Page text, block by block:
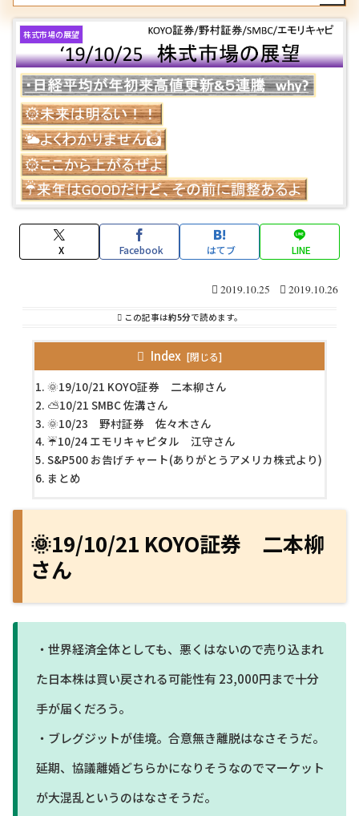
株式市場の展望
X Facebook はてブ LINE
2019.10.25 2019.10.26
この記事は約5分で読めます。
Index
🌞19/10/21 KOYO証券 二本柳さん
⛅10/21 SMBC 佐溝さん
🌞10/23 野村証券 佐々木さん
☔10/24 エモリキャピタル 江守さん
S&P500 お告げチャート(ありがとうアメリカ株式より)
まとめ
🌞19/10/21 KOYO証券 二本柳
さん
・世界経済全体としても、悪くはないので売り込まれ
た日本株は買い戻される可能性有 23,000円まで十分
手が届くだろう。
・ブレグジットが佳境。合意無き離脱はなさそうだ。
延期、協議離婚どちらかになりそうなのでマーケット
が大混乱というのはなさそうだ。